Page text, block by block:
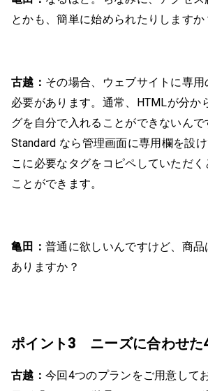
とかも、簡単に始められたりしますか
古越： その場合、ウェブサイトに専
必要があります。通常、HTMLが分か
グを自分で入れることができないん
Standard なら管理画面に専用欄を設
こに必要なタグをコピペしていただ
ことができます。
亀田： 普通に欲しいんですけど、商
ありますか？
ポイント3 ニーズに合わせた
古越： 今回4つのプランをご用意して